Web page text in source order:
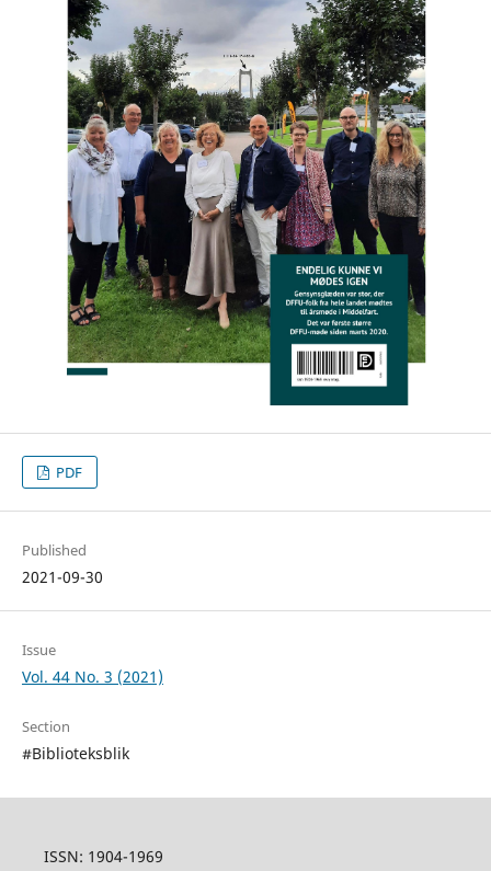
PDF
Published
2021-09-30
Issue
Vol. 44 No. 3 (2021)
Section
#Biblioteksblik
ISSN: 1904-1969